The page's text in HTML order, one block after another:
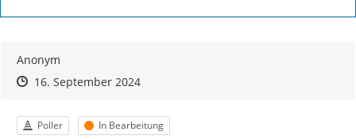
Anonym
Zeitpunkt des Erstellens
Zeitpunkt des Erstellens
16. September 2024Zur Äußerung
Kategorie
Poller Status
In Bearbeitung